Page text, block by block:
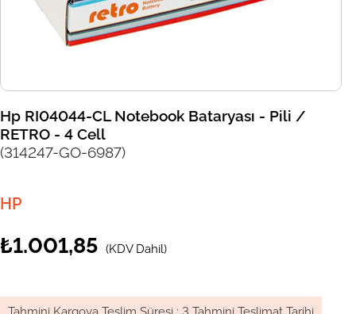
Hp RI04044-CL Notebook Bataryası - Pili /
RETRO - 4 Cell
(314247-GO-6987)
HP
₺1.001,85 (KDV Dahil)